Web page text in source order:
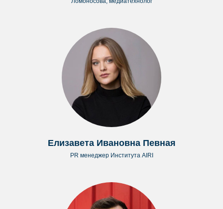
Елизавета Ивановна Певная
PR менеджер Института AIRI